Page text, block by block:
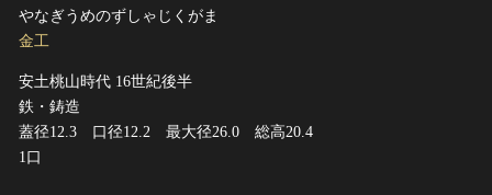
文化遺産データベース
やなぎうめのずしゃじくがま
金工
安土桃山時代 16世紀後半
鉄・鋳造
蓋径12.3 口径12.2 最大径26.0 総高20.4
1口